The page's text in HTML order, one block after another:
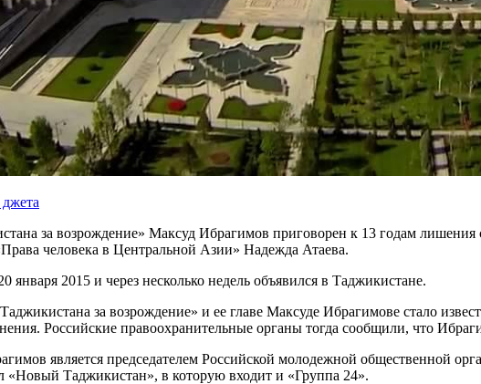
за возрождение» Максуд Ибрагимов приговорен к 13 годам лишения
человека в Центральной Азии» Надежда Атаева.
2015 и через несколько недель объявился в Таджикистане.
за возрождение» и ее главе Максуде Ибрагимове стало
Российские правоохранительные органы тогда сообщили, что
является председателем Российской молодежной общественной
Таджикистан», в которую входит и «Группа 24».